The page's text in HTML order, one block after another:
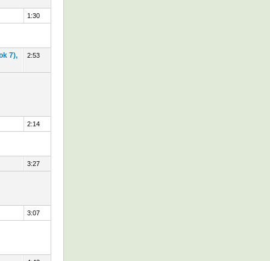
1:30
7),
2:53
2:14
3:27
3:07